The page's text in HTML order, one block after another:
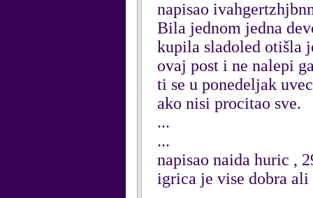
napisao
Bila jednom jedna
kupila sladoled otišla
ovaj post i ne nalepi
ti se u ponedeljak
ako nisi procitao sve.
...
...
napisao naida huric ,
igrica je vise dobra